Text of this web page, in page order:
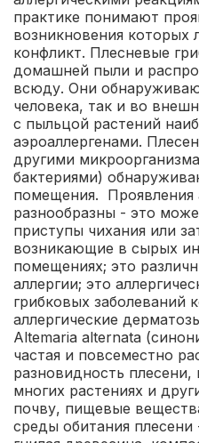
практике понимают
возникновения которых
конфликт. Плесневые
домашней пыли и
всюду. Они
человека, так и во
с пыльцой растений
аэроаллергенами.
другими
бактериями)
помещения. Проявления
разнообразны - это
приступы чихания или
возникающие в сырых
помещениях; это
аллергии; это
грибковых заболеваний
аллергические
Altemaria alternata
частая и повсеместно
разновидность
многих растениях и
почву, пищевые
среды обитания